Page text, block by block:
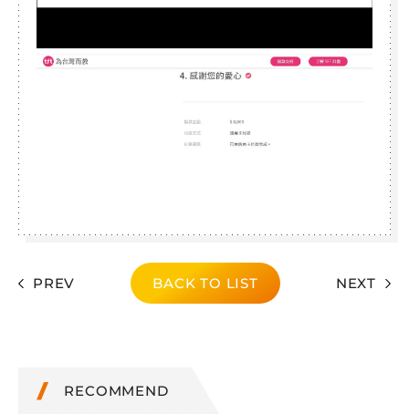
PREV BACK TO LIST NEXT
RECOMMEND